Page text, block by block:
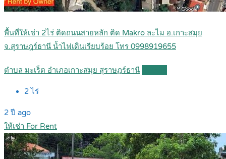
พื้นที่ให้เช่า 2ไร่ ติดถนนสายหลัก ติด Makro ละไม อ.เกาะสมุย
จ.สุราษฎร์ธานี น้ำไฟเดินเรียบร้อย โทร 0998919655
ตำบล มะเร็ต อำเภอเกาะสมุย สุราษฎร์ธานี
2ไร่
2 ปี ago
ให้เช่า For Rent